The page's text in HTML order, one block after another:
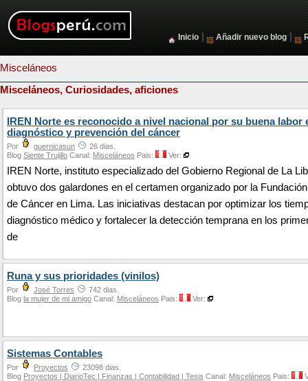
Inicio Añadir nuevo blog
Misceláneos
Misceláneos, Curiosidades, aficiones
IREN Norte es reconocido a nivel nacional por su buena labor
diagnóstico y prevención del cáncer
Por guernicasun
26 dias.
Blog Siente Trujillo Canal: Misceláneos Pais: Ver:
IREN Norte, instituto especializado del Gobierno Regional de La
obtuvo dos galardones en el certamen organizado por la
de Cáncer en Lima. Las iniciativas destacan por optimizar los
diagnóstico médico y fortalecer la detección temprana en los
de
Runa y sus prioridades (vinilos)
Por José Torres
742 dias.
Blog la mujer de mi amigo Canal: Misceláneos Pais: Ver:
Sistemas Contables
Por Proyectos
23098 dias.
Blog Proyectos | DiarioTec | Finanzas | Contabilidad | Tesis Canal: Misceláneos Pais: